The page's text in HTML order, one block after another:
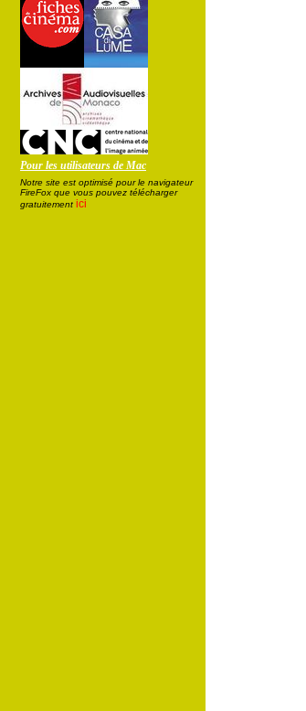
Pour les utilisateurs de Mac
Notre site est optimisé pour le navigateur
FireFox que vous pouvez télécharger
gratuitement ici